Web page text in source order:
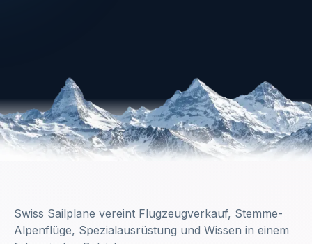
Swiss Sailplane vereint Flugzeugverkauf, Stemme-
Alpenflüge, Spezialausrüstung und Wissen in einem